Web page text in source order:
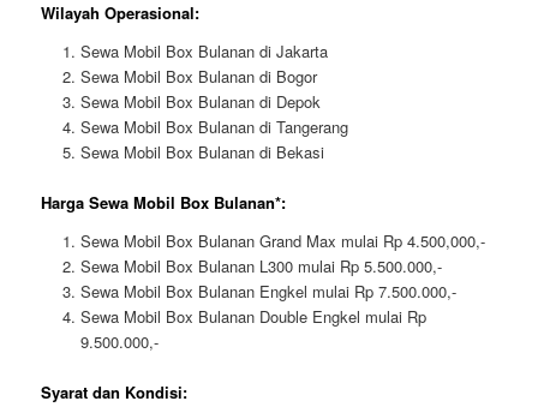
Wilayah Operasional:
Sewa Mobil Box Bulanan di Jakarta
Sewa Mobil Box Bulanan di Bogor
Sewa Mobil Box Bulanan di Depok
Sewa Mobil Box Bulanan di Tangerang
Sewa Mobil Box Bulanan di Bekasi
Harga Sewa Mobil Box Bulanan*:
Sewa Mobil Box Bulanan Grand Max mulai Rp 4.500,000,-
Sewa Mobil Box Bulanan L300 mulai Rp 5.500.000,-
Sewa Mobil Box Bulanan Engkel mulai Rp 7.500.000,-
Sewa Mobil Box Bulanan Double Engkel mulai Rp
9.500.000,-
Syarat dan Kondisi: